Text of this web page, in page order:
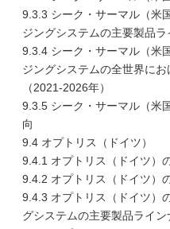
9.3.3 シーク・サーマル（米
ジングシステムの主要製品
9.3.4 シーク・サーマル（米
ジングシステムの全世界に
（2021-2026年）
9.3.5 シーク・サーマル（米
向
9.4 オプトリス（ドイツ）
9.4.1 オプトリス（ドイツ）
9.4.2 オプトリス（ドイツ）
9.4.3 オプトリス（ドイツ）
グシステムの主要製品ライン